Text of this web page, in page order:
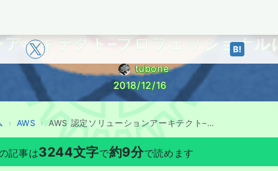
ーキテクト–プロフェッショナ
tubone
2018/12/16
AWS AWS 認定ソリューションアーキテクト–プロフェッショナルに16.5時間で受かる方法
記事は3244文字で約9分で読めます